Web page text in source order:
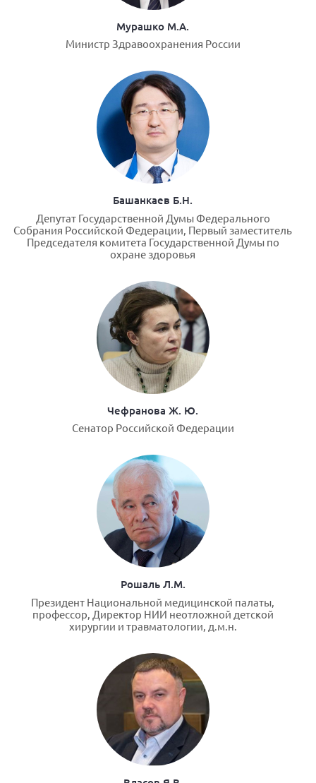
Республика Башкортостан
Республика Бурятия
Республика Карелия
Республика Калмыкия
Республика Хакасия
Ростовская область
г. Санкт-Петербург
г. Севастополь
Самарская область СОРС
Самарская область СГОРС
Свердловская область
Ставропольский край
Сахалинская область
Томская область
Тульская область
Ульяновская область
Челябинская область
Ярославская область
Мурашко М.А.
Министр Здравоохранения России
Башанкаев Б.Н.
Депутат Государственной Думы Федерального
Собрания Российской Федерации, Первый заместитель
Председателя комитета Государственной Думы по
охране здоровья
Чефранова Ж. Ю.
Сенатор Российской Федерации
Рошаль Л.М.
Президент Национальной медицинской палаты,
профессор, Директор НИИ неотложной детской
хирургии и травматологии, д.м.н.